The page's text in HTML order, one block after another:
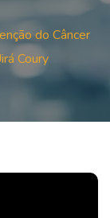
do Câncer
Coury